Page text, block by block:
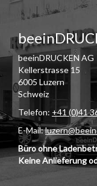
beeinDRUCKEN AG
Kellerstrasse 15
6005 Luzern
Schweiz
Telefon: +41 (0)41
E-Mail:
Büro ohne
Keine Anlieferung